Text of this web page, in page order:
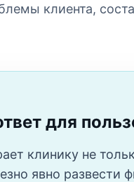
клиента,
для
клинику не
явно